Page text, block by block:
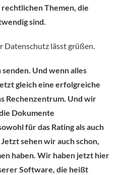
Themen, die
sind.
Datenschutz lässt grüßen.
senden. Und wenn alles
gleich eine erfolgreiche
Rechenzentrum. Und wir
Dokumente
für das Rating als auch
sehen wir auch schon,
haben. Wir haben jetzt hier
Software, die heißt